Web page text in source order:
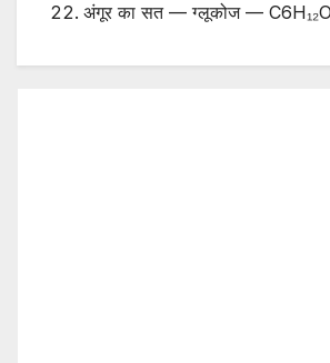
अंगूर का सत — ग्लूकोज —